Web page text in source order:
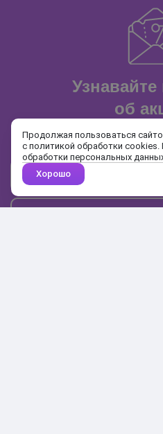
об
и
Почта
Продолжая пользоваться
с политикой обработки
обработки персональных
Хорошо